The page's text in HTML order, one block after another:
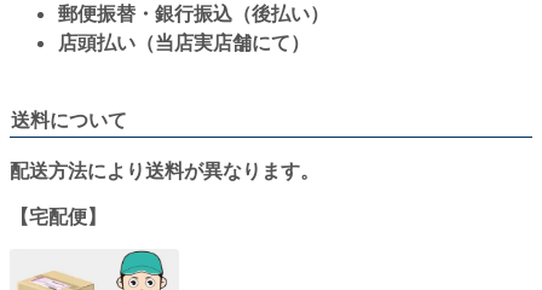
郵便振替・銀行振込（後払い）
店頭払い（当店実店舗にて）
送料について
配送方法により送料が異なります。
【宅配便】